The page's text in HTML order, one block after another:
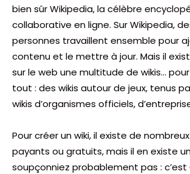
bien sûr Wikipedia, la célèbre
collaborative en ligne. Sur Wikipedia,
personnes travaillent ensemble pour
contenu et le mettre à jour. Mais il
sur le web une multitude de wikis…
tout : des wikis autour de jeux, tenus
wikis d’organismes officiels,
Pour créer un wiki, il existe de
payants ou gratuits, mais il en existe
soupçonniez probablement pas : c’est